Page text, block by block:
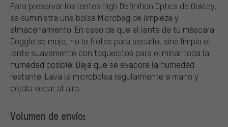
Para preservar los lentes High Definition Optics de Oakley,
se suministra una bolsa Microbag de limpieza y
almacenamiento. En caso de que el lente de tu máscara
Goggle se moje, no lo frotes para secarlo, sino limpia el
lente suavemente con toquecitos para eliminar toda la
humedad posible. Deja que se evapore la humedad
restante. Lava la microbolsa regularmente a mano y
déjala secar al aire.
Volumen de envío: